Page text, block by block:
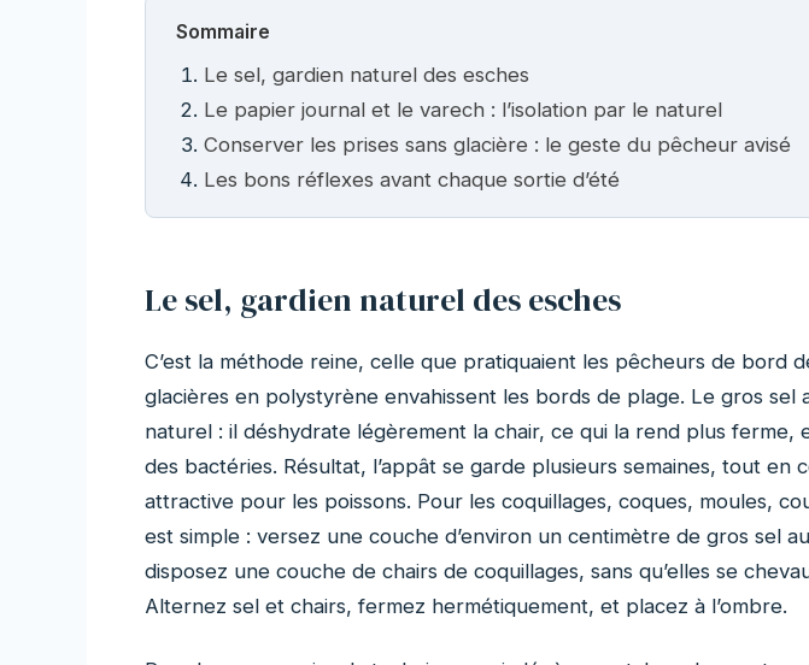
Sommaire
Le sel, gardien naturel des esches
Le papier journal et le varech : l’isolation par le naturel
Conserver les prises sans glacière : le geste du pêcheur avisé
Les bons réflexes avant chaque sortie d’été
Le sel, gardien naturel des esches
C’est la méthode reine, celle que pratiquaient les pêcheurs de bord
glacières en polystyrène envahissent les bords de plage. Le gros sel
naturel : il déshydrate légèrement la chair, ce qui la rend plus ferme,
des bactéries. Résultat, l’appât se garde plusieurs semaines, tout en
attractive pour les poissons. Pour les coquillages, coques, moules,
est simple : versez une couche d’environ un centimètre de gros sel
disposez une couche de chairs de coquillages, sans qu’elles se
Alternez sel et chairs, fermez hermétiquement, et placez à l’ombre.